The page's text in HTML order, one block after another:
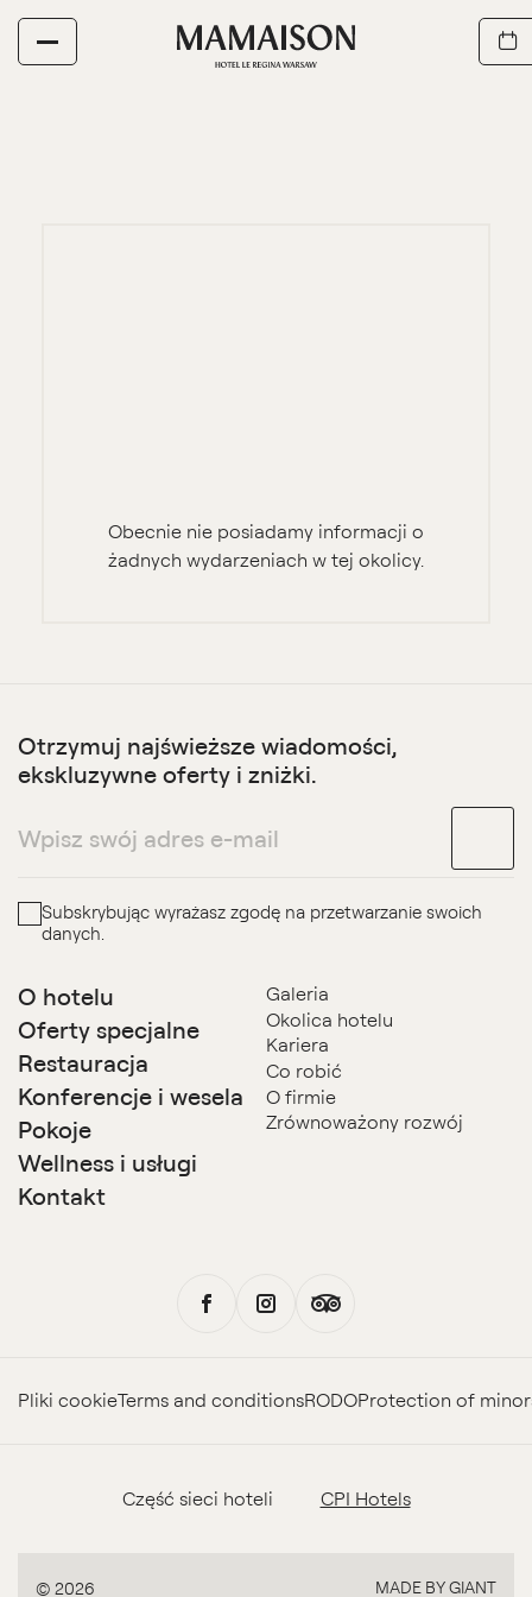
Obecnie nie posiadamy informacji o
żadnych wydarzeniach w tej okolicy.
O hotelu
Oferty specjalne
Restauracja
Konferencje i wesela
Pokoje
Wellness i usługi
Kontakt
Galeria
Okolica hotelu
Kariera
Co robić
O firmie
Zrównoważony rozwój
Otrzymuj najświeższe wiadomości,
ekskluzywne oferty i zniżki.
Subskrybując wyrażasz zgodę na przetwarzanie swoich
danych.
Pliki cookieTerms and conditionsRODOProtection of
© 2026
Część sieci hoteli CPI Hotels
MADE BY GIANT